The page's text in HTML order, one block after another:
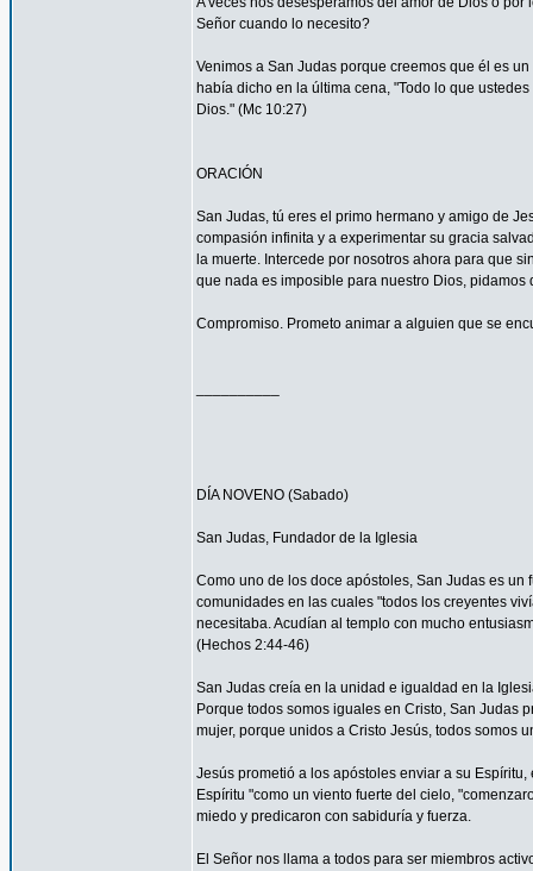
Señor cuando lo necesito?
Venimos a San Judas porque creemos que él es
había dicho en la última cena, "Todo lo que
Dios." (Mc 10:27)
ORACIÓN
San Judas, tú eres el primo hermano y amigo de
compasión infinita y a experimentar su gracia
la muerte. Intercede por nosotros ahora para que
que nada es imposible para nuestro Dios,
Compromiso. Prometo animar a alguien que se
DÍA NOVENO (Sabado)
San Judas, Fundador de la Iglesia
Como uno de los doce apóstoles, San Judas es
comunidades en las cuales "todos los creyentes
necesitaba. Acudían al templo con mucho
(Hechos 2:44-46)
San Judas creía en la unidad e igualdad en la
Porque todos somos iguales en Cristo, San Judas
mujer, porque unidos a Cristo Jesús, todos somos
Jesús prometió a los apóstoles enviar a su
Espíritu "como un viento fuerte del cielo,
miedo y predicaron con sabiduría y fuerza.
El Señor nos llama a todos para ser miembros